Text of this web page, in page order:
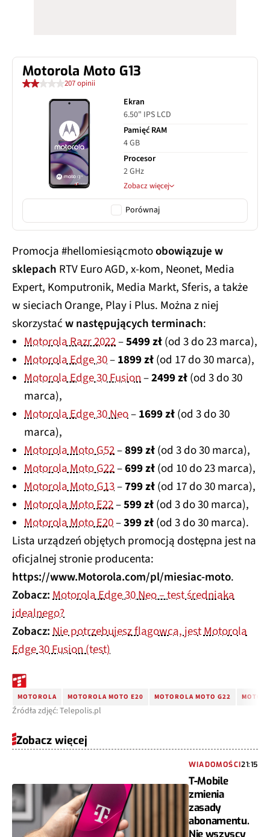
Motorola Moto G13
207 opinii
Ekran
6.50" IPS LCD
Pamięć RAM
4 GB
Procesor
2 GHz
Zobacz więcej
Porównaj
Promocja #hellomiesiącmotoobowiązuje w
sklepach RTV Euro AGD, x-kom, Neonet, Media
Expert, Komputronik, Media Markt, Sferis, a także
w sieciach Orange, Play i Plus. Można z niej
skorzystaćw następujących terminach:
Motorola Razr 2022–5499 zł(od 3 do 23 marca),
Motorola Edge 30–1899 zł(od 17 do 30 marca),
Motorola Edge 30 Fusion–2499 zł(od 3 do 30
marca),
Motorola Edge 30 Neo–1699 zł(od 3 do 30
marca),
Motorola Moto G52–899 zł(od 3 do 30 marca),
Motorola Moto G22–699 zł(od 10 do 23 marca),
Motorola Moto G13–799 zł(od 17 do 30 marca),
Motorola Moto E22–599 zł(od 3 do 30 marca),
Motorola Moto E20–399 zł(od 3 do 30 marca).
Lista urządzeń objętych promocją dostępna jest na
oficjalnej stronie producenta:
https://www.Motorola.com/pl/miesiac-moto.
Zobacz:Motorola Edge 30 Neo – test średniaka
idealnego?
Zobacz:Nie potrzebujesz flagowca, jest Motorola
Edge 30 Fusion (test)
MOTOROLA MOTOROLA MOTO E20 MOTOROLA MOTO G22
Źródła zdjęć: Telepolis.pl
Zobacz więcej
WIADOMOŚCI21:15
T-Mobile
zmienia
zasady
abonamentu.
Nie wszyscy